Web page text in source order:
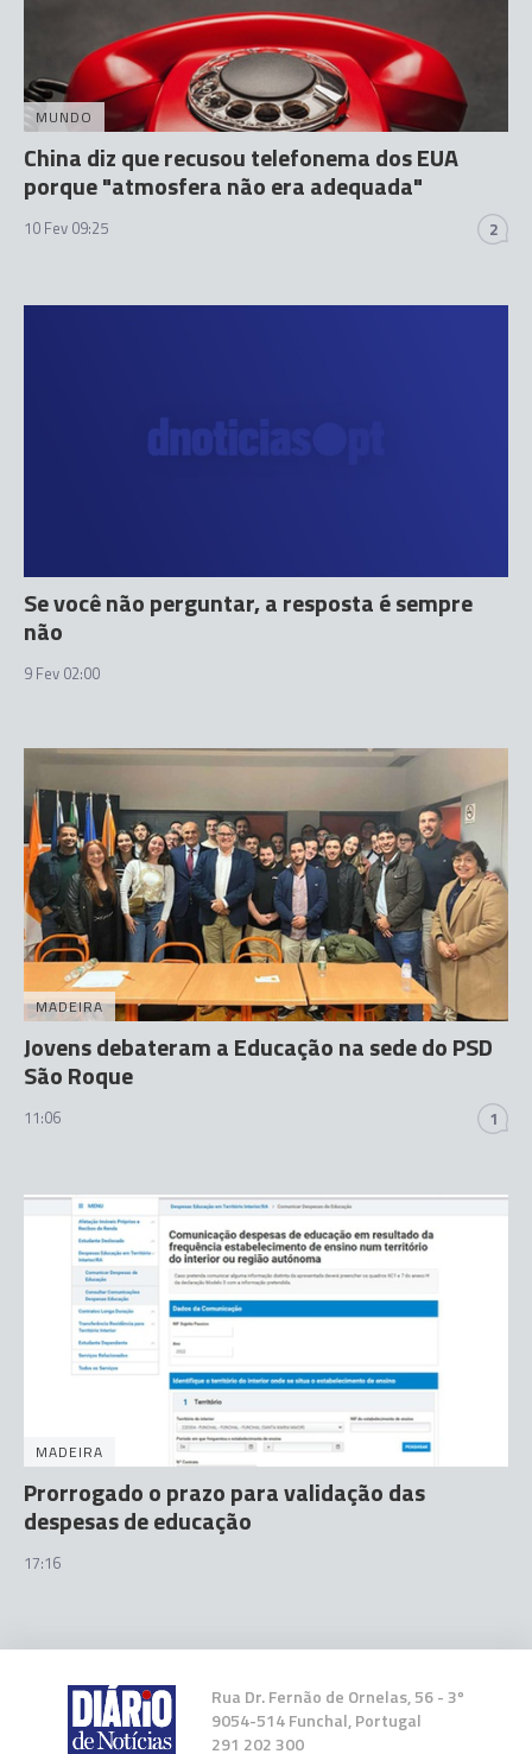
MUNDO
China diz que recusou telefonema dos EUA
porque "atmosfera não era adequada"
10 Fev 09:25 2
Se você não perguntar, a resposta é sempre
não
9 Fev 02:00
MADEIRA
Jovens debateram a Educação na sede do PSD
São Roque
11:06 1
MADEIRA
Prorrogado o prazo para validação das
despesas de educação
17:16
Rua Dr. Fernão de Ornelas, 56 - 3º
9054-514 Funchal, Portugal
291 202 300